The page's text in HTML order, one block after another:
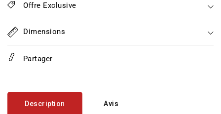
Offre Exclusive
Dimensions
Partager
Description Avis